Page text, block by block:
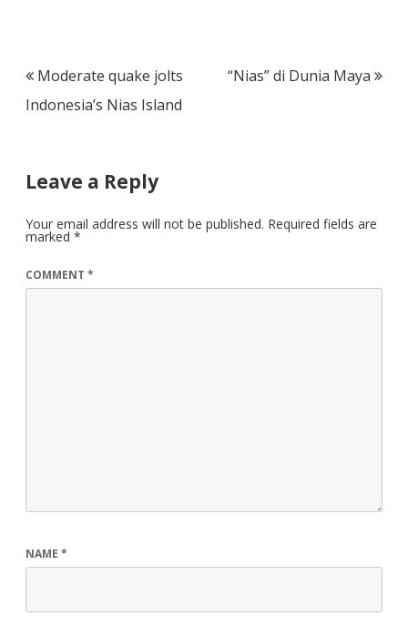
Post
navigation
Moderate quake jolts
Indonesia’s Nias Island
“Nias” di Dunia Maya
Leave a Reply
Your email address will not be published. Required fields are
marked *
COMMENT *
NAME *